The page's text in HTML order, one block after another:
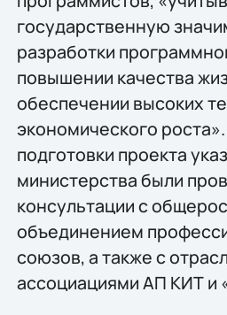
государственную
разработки
повышении качества
обеспечении высоких
экономического
подготовки проекта
министерства были
консультации с
объединением
союзов, а также с
ассоциациями АП КИТ и